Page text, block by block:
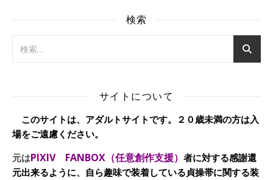
検索
サイトについて
このサイトは、アダルトサイトです。２０歳未満の方は入
場をご遠慮ください。
元はPIXIV FANBOX（任意創作支援） 者に対する感謝還
元出来るように、自ら趣味で装着している貞操帯に関する装